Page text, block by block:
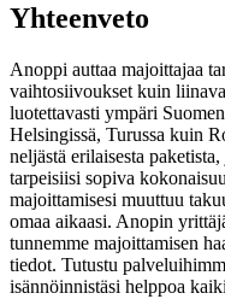
Yhteenveto
Anoppi auttaa majoittajaa
vaihtosiivoukset kuin
luotettavasti ympäri
Helsingissä, Turussa kuin
neljästä erilaisesta
tarpeisiisi sopiva
majoittamisesi muuttuu
omaa aikaasi. Anopin
tunnemme majoittamisen
tiedot. Tutustu
isännöinnistäsi helppoa